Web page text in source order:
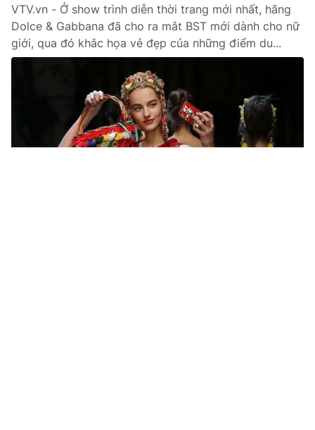
VTV.vn - Ở show trình diễn thời trang mới nhất, hãng
Dolce & Gabbana đã cho ra mắt BST mới dành cho nữ
giới, qua đó khắc họa vẻ đẹp của những điểm du...